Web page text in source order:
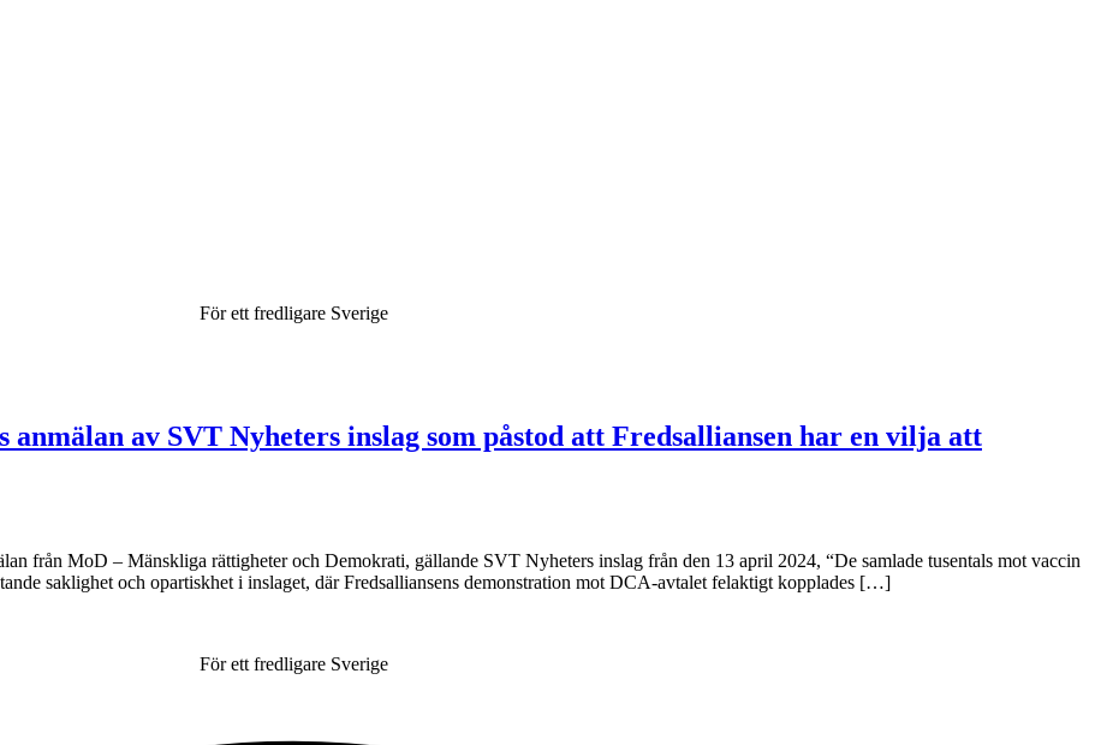
För ett fredligare Sverige
av SVT Nyheters inslag som påstod att Fredsalliansen har en vilja att
från MoD – Mänskliga rättigheter och Demokrati, gällande SVT Nyheters inslag från den 13 april 2024, “De samlade tusentals mot vaccin
saklighet och opartiskhet i inslaget, där Fredsalliansens demonstration mot DCA-avtalet felaktigt kopplades […]
För ett fredligare Sverige